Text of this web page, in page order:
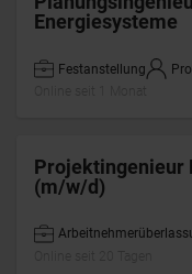
Energiesysteme
Festanstellung
Projektingenieur
(m/w/d)